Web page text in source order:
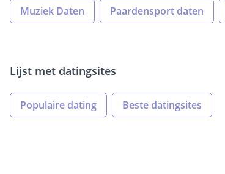
Muziek Daten Paardensport daten
Lijst met datingsites
Populaire dating Beste datingsites